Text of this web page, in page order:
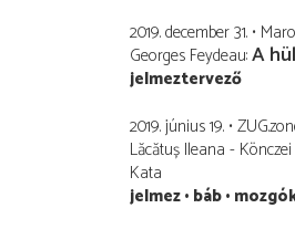
2019. december 31.
Georges Feydeau A
jelmeztervező
2019. június 19.
Lăcătuș Ileana -
Kata
jelmez báb